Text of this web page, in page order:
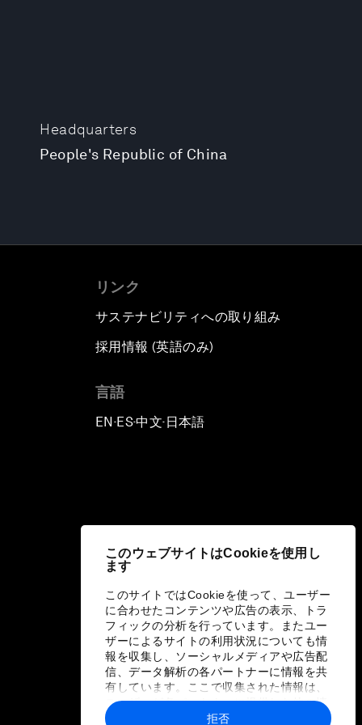
このウェブサイトはCookieを使用し
ます
このサイトではCookieを使って、ユーザー
に合わせたコンテンツや広告の表示、トラ
フィックの分析を行っています。またユー
ザーによるサイトの利用状況についても情
報を収集し、ソーシャルメディアや広告配
信、データ解析の各パートナーに情報を共
有しています。ここで収集された情報は、
ユーザーが各パートナーに提供した他の情
報や各パートナーのサービスを使用した際
拒否
Headquarters
People's Republic of China
リンク
サステナビリティへの取り組み
採用情報 (英語のみ)
言語
EN ▪ES▪中文▪ 日本語